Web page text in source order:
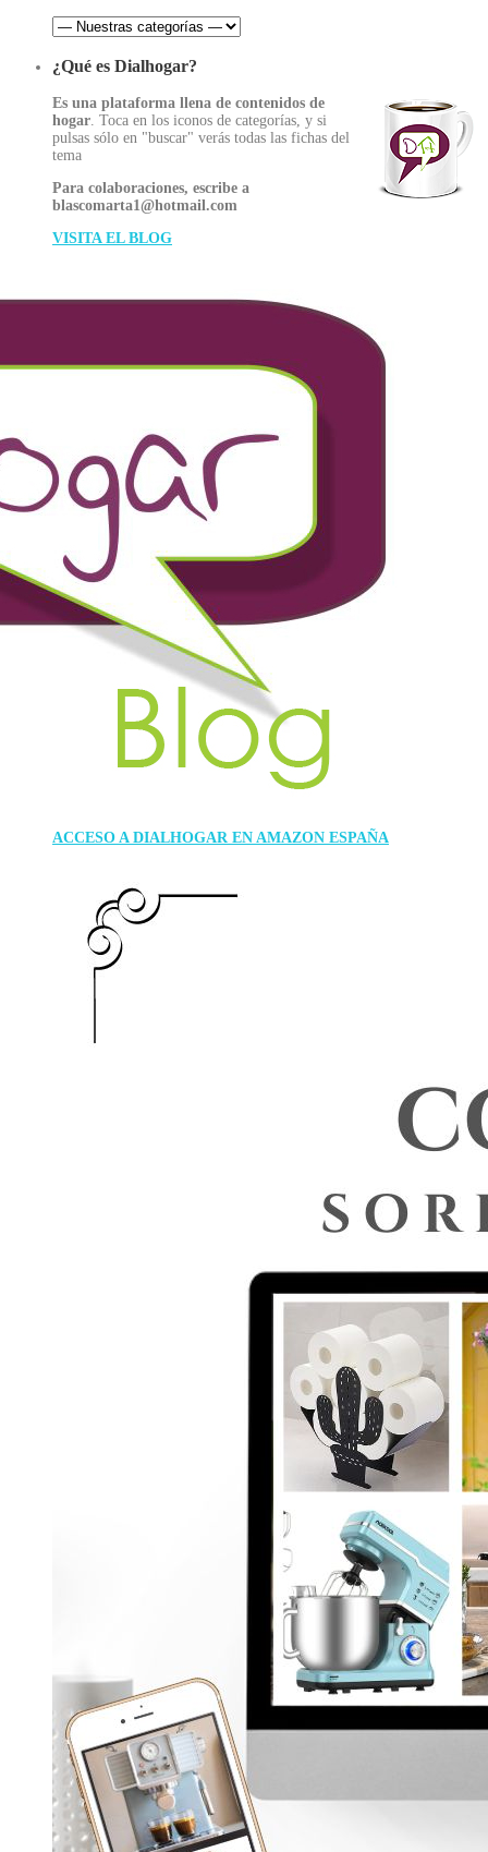
¿Qué es Dialhogar?
Es una plataforma llena de contenidos de
hogar. Toca en los iconos de categorías, y si
pulsas sólo en "buscar" verás todas las fichas del
tema
Para colaboraciones, escribe a
blascomarta1@hotmail.com
VISITA EL BLOG
ACCESO A DIALHOGAR EN AMAZON ESPAÑA